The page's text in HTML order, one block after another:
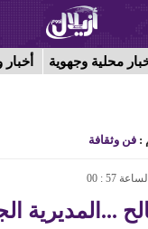
محلية وجهوية
: فن وثقافة
...المديرية